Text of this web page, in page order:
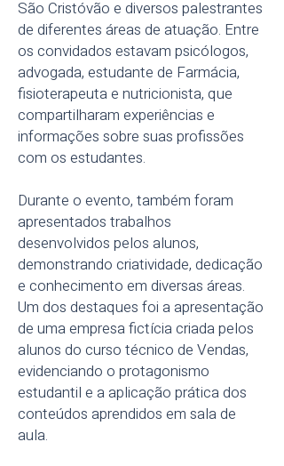
São Cristóvão e diversos palestrantes
de diferentes áreas de atuação. Entre
os convidados estavam psicólogos,
advogada, estudante de Farmácia,
fisioterapeuta e nutricionista, que
compartilharam experiências e
informações sobre suas profissões
com os estudantes.
Durante o evento, também foram
apresentados trabalhos
desenvolvidos pelos alunos,
demonstrando criatividade, dedicação
e conhecimento em diversas áreas.
Um dos destaques foi a apresentação
de uma empresa fictícia criada pelos
alunos do curso técnico de Vendas,
evidenciando o protagonismo
estudantil e a aplicação prática dos
conteúdos aprendidos em sala de
aula.